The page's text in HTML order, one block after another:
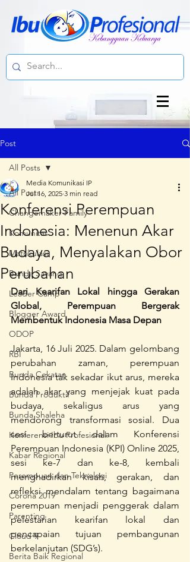
Post
All Posts
Changemaker Family
Komunitas
Matrikulasi
Bunda Sayang
Leader Camp
Blogger Award
ODOP
RBI
Bunda Cekatan
Bunda Produktif
Bunda Shaleha
Konferensi Ibu Profesional
Kabar Regional
Perempuan dan Teknologi
Corona 2019
Parenting
Cloud 9
Berita Baik Regional
All Posts
Konferensi Perempuan
Indonesia: Menenun Akar
Budaya, Menyalakan Obor
Perubahan
Media Komunikasi IP
Jul 16, 2025 3 min read
Dari Kearifan Lokal hingga Gerakan
Global, Perempuan Bergerak
Membentuk Indonesia Masa Depan
Jakarta, 16 Juli 2025. Dalam gelombang
perubahan zaman, perempuan
Indonesia tak sekadar ikut arus, mereka
adalah akar yang menjejak kuat pada
budaya, sekaligus arus yang
mendorong transformasi sosial. Dua
sesi berturut dalam Konferensi
Perempuan Indonesia (KPI) Online 2025,
sesi ke-7 dan ke-8, kembali
menghadirkan kisah, gerakan, dan
refleksi mendalam tentang bagaimana
perempuan menjadi penggerak dalam
pelestarian kearifan lokal dan
pencapaian tujuan pembangunan
berkelanjutan (SDG’s).